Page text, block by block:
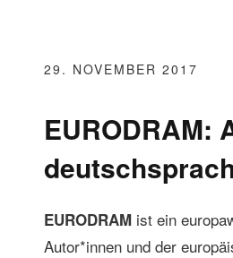
29. NOVEMBER 2017
EURODRAM:
EURODRAM ist ein
Autor*innen und der